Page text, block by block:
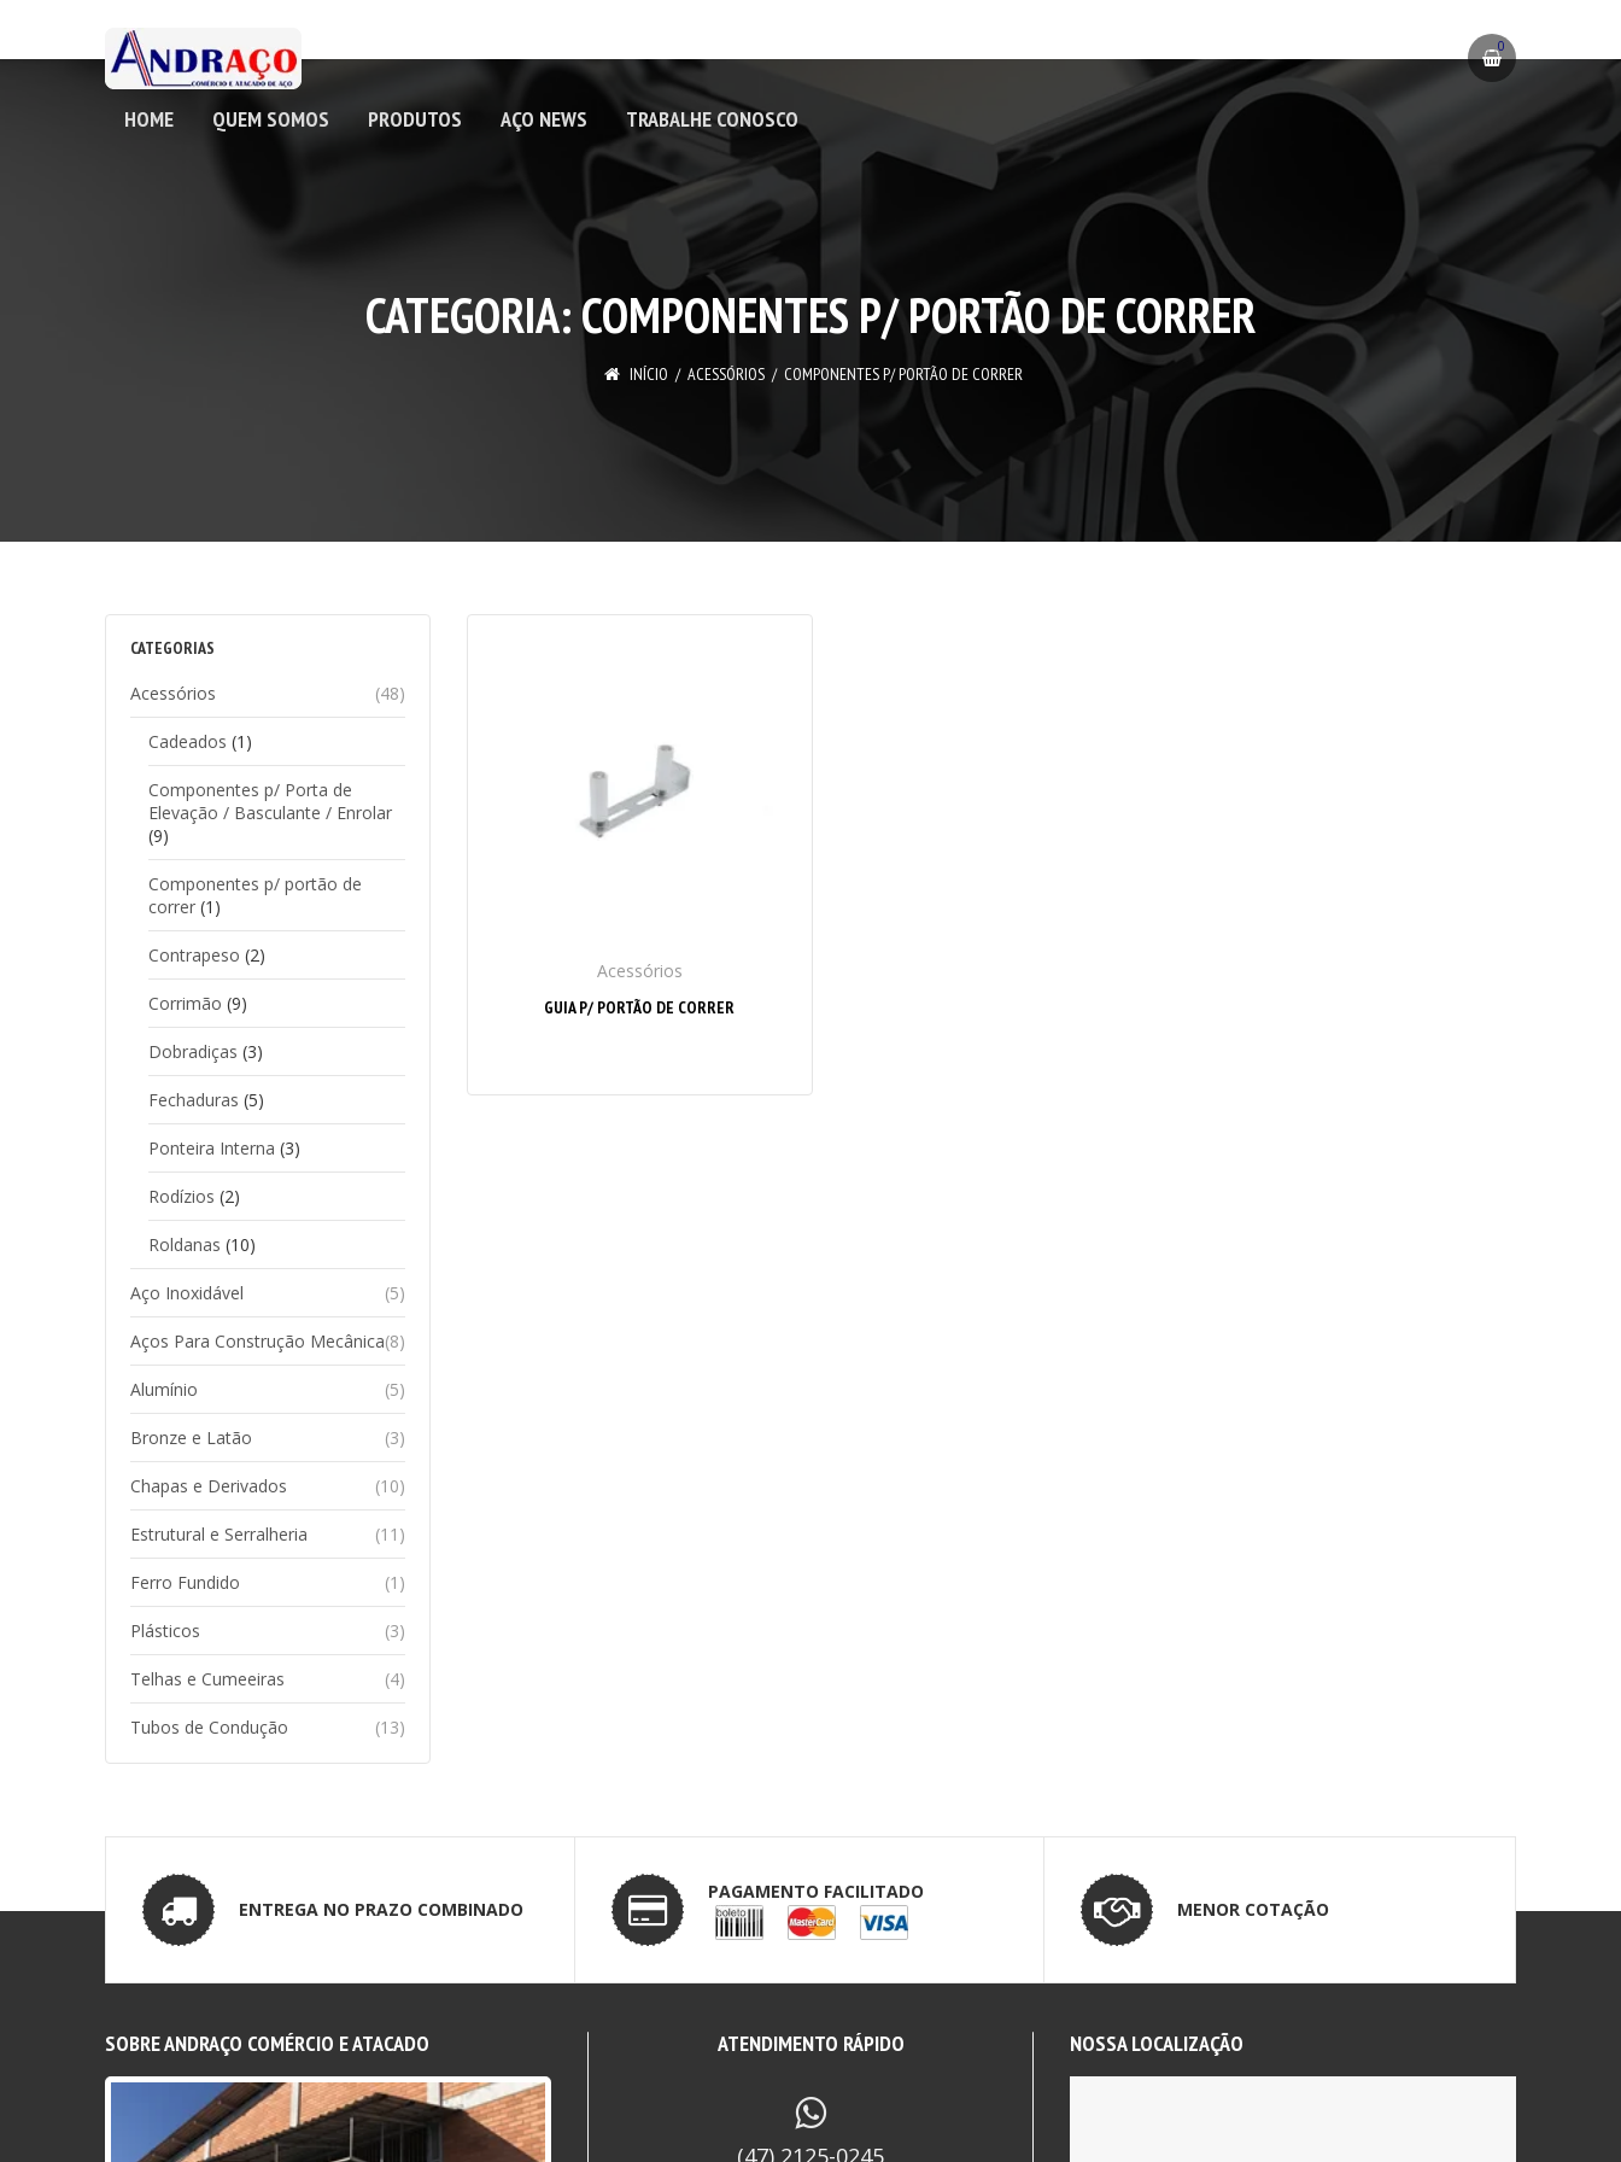
HOME QUEM SOMOS PRODUTOS AÇO NEWS TRABALHE CONOSCO
0
CATEGORIA:COMPONENTES P/ PORTÃO DE CORRER
INÍCIO ACESSÓRIOS COMPONENTES P/ PORTÃO DE CORRER
CATEGORIAS
Acessórios (48)
Cadeados (1)
Componentes p/ Porta de
Elevação / Basculante / Enrolar
(9)
Componentes p/ portão de
correr (1)
Contrapeso (2)
Corrimão (9)
Dobradiças (3)
Fechaduras (5)
Ponteira Interna (3)
Rodízios (2)
Roldanas (10)
Aço Inoxidável (5)
Aços Para Construção Mecânica(8)
Alumínio (5)
Bronze e Latão (3)
Chapas e Derivados (10)
Estrutural e Serralheria (11)
Ferro Fundido (1)
Plásticos (3)
Telhas e Cumeeiras (4)
Tubos de Condução (13)
Acessórios
GUIA P/ PORTÃO DE CORRER
ENTREGA NO PRAZO COMBINADO
PAGAMENTO FACILITADO
MENOR COTAÇÃO
SOBRE ANDRAÇO COMÉRCIO E ATACADO ATENDIMENTO RÁPIDO
(47) 2125-0245
NOSSA LOCALIZAÇÃO